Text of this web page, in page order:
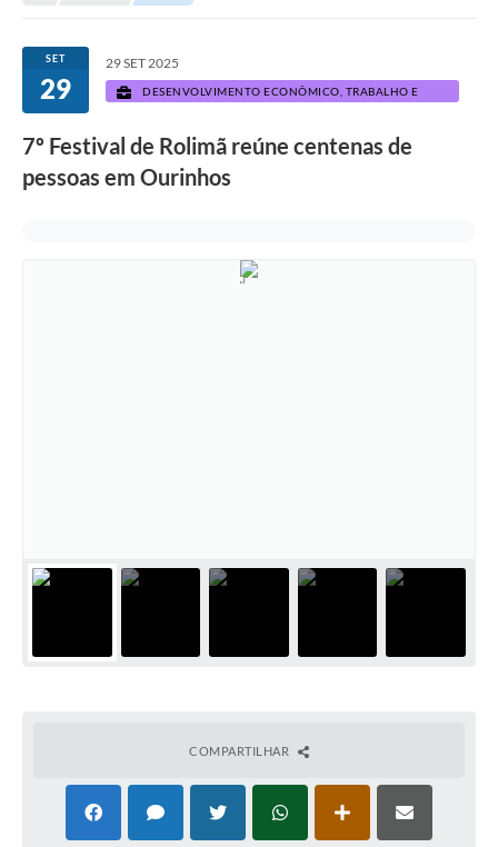
Portal da Transparência
Turismo
Secretarias
SET
29
29 SET 2025
DESENVOLVIMENTO ECONÔMICO, TRABALHO E
7º Festival de Rolimã reúne centenas de
pessoas em Ourinhos
COMPARTILHAR